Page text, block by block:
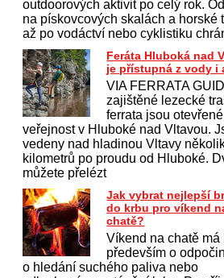
outdoorových aktivit po celý rok.
na pískovcových skalách a horské
až po vodáctví nebo cyklistiku
Feráta Hluboká nad
je přístupná z vody i
VIA FERRATA
zajištěné lezecké
ferrata jsou
veřejnost v Hluboké nad Vltavou.
vedeny nad hladinou Vltavy
kilometrů po proudu od Hluboké.
můžete přelézt
Jak vybrat nejlepší
do krbu pro víkend
chatě?
Víkend na chatě má
především o
o hledání suchého paliva nebo